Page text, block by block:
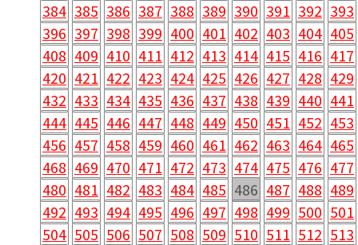
384 385 386 387 388 389 390 391 392 393
396 397 398 399 400 401 402 403 404 405
408 409 410 411 412 413 414 415 416 417
420 421 422 423 424 425 426 427 428 429
432 433 434 435 436 437 438 439 440 441
444 445 446 447 448 449 450 451 452 453
456 457 458 459 460 461 462 463 464 465
468 469 470 471 472 473 474 475 476 477
480 481 482 483 484 485 486 487 488 489
492 493 494 495 496 497 498 499 500 501
504 505 506 507 508 509 510 511 512 513